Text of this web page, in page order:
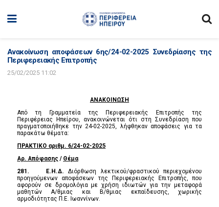
Ανακοίνωση αποφάσεων 6ης/24-02-2025 Συνεδρίασης της
Περιφερειακής Επιτροπής
25/02/2025 11:02
ΑΝΑΚΟΙΝΩΣΗ
Από τη Γραμματεία της Περιφερειακής Επιτροπής της
Περιφέρειας Ηπείρου, ανακοινώνεται ότι στη Συνεδρίαση που
πραγματοποιήθηκε την 24-02-2025, λήφθηκαν αποφάσεις για τα
παρακάτω θέματα:
ΠΡΑΚΤΙΚΟ αριθμ. 6/24-02-2025
Αρ. Απόφασης / Θέμα
281. Ε.Η.Δ.Διόρθωση λεκτικού/φραστικού περιεχομένου
προηγούμενων αποφάσεων της Περιφερειακής Επιτροπής, που
αφορούν σε δρομολόγια με χρήση ιδιωτών για την μεταφορά
μαθητών Α/θμιας και Β/θμιας εκπαίδευσης, χωρικής
αρμοδιότητας Π.Ε. Ιωαννίνων.